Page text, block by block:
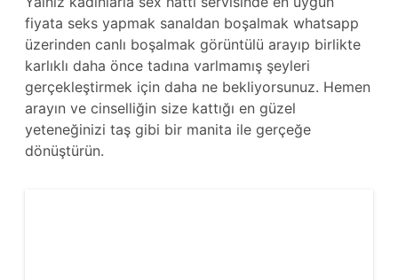
fiyata seks yapmak sanaldan boşalmak whatsapp
üzerinden canlı boşalmak görüntülü arayıp birlikte
karlıklı daha önce tadına varlmamış şeyleri
gerçekleştirmek için daha ne bekliyorsunuz. Hemen
arayın ve cinselliğin size kattığı en güzel
yeteneğinizi taş gibi bir manita ile gerçeğe
dönüştürün.